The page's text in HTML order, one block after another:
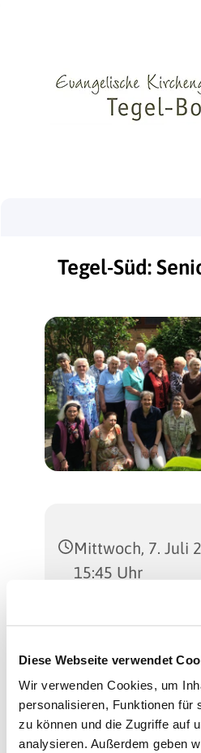
Diese Webseite verwendet
Wir verwenden Cookies, um
personalisieren, Funktionen für
zu können und die Zugriffe auf
analysieren. Außerdem geben
Tegel-Süd:
Mittwoch, 7. Juli
15:45 Uhr
Straße 47, 13507
Regina
Team